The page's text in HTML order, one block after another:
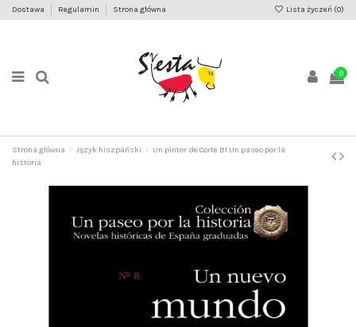
Dostawa Regulamin Strona główna Lista życzeń (0)
0
Strona główna Język hiszpański
Un pintor de Corte B1 Un paseo por la
historia